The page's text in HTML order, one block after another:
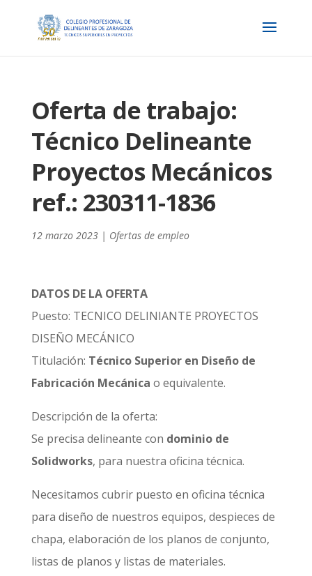
Oferta de trabajo:
Técnico Delineante
Proyectos Mecánicos
ref.: 230311-1836
12 marzo 2023| Ofertas de empleo
DATOS DE LA OFERTA
Puesto: TECNICO DELINIANTE PROYECTOS
DISEÑO MECÁNICO
Titulación: Técnico Superior en Diseño de
Fabricación Mecánica o equivalente.
Descripción de la oferta:
Se precisa delineante con dominio de
Solidworks, para nuestra oficina técnica.
Necesitamos cubrir puesto en oficina técnica
para diseño de nuestros equipos, despieces de
chapa, elaboración de los planos de conjunto,
listas de planos y listas de materiales.